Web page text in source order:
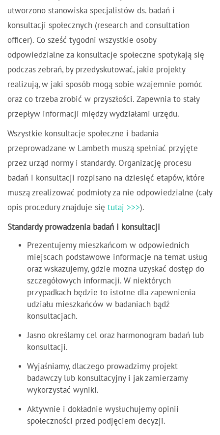
utworzono stanowiska specjalistów ds. badań i
konsultacji społecznych (research and consultation
officer). Co sześć tygodni wszystkie osoby
odpowiedzialne za konsultacje społeczne spotykają się
podczas zebrań, by przedyskutować, jakie projekty
realizują, w jaki sposób mogą sobie wzajemnie pomóc
oraz co trzeba zrobić w przyszłości. Zapewnia to stały
przepływ informacji między wydziałami urzędu.
Wszystkie konsultacje społeczne i badania
przeprowadzane w Lambeth muszą spełniać przyjęte
przez urząd normy i standardy. Organizację procesu
badań i konsultacji rozpisano na dziesięć etapów, które
muszą zrealizować podmioty za nie odpowiedzialne (cały
opis procedury znajduje się tutaj >>>).
Standardy prowadzenia badań i konsultacji
Prezentujemy mieszkańcom w odpowiednich
miejscach podstawowe informacje na temat usług
oraz wskazujemy, gdzie można uzyskać dostęp do
szczegółowych informacji. W niektórych
przypadkach będzie to istotne dla zapewnienia
udziału mieszkańców w badaniach bądź
konsultacjach.
Jasno określamy cel oraz harmonogram badań lub
konsultacji.
Wyjaśniamy, dlaczego prowadzimy projekt
badawczy lub konsultacyjny i jak zamierzamy
wykorzystać wyniki.
Aktywnie i dokładnie wysłuchujemy opinii
społeczności przed podjęciem decyzji.